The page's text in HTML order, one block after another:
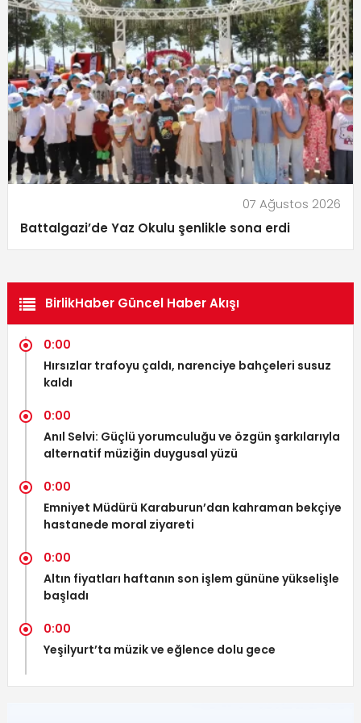
07 Ağustos 2026
Battalgazi’de Yaz Okulu şenlikle sona erdi
BirlikHaber Güncel Haber Akışı
0:00
Hırsızlar trafoyu çaldı, narenciye bahçeleri susuz
kaldı
0:00
Anıl Selvi: Güçlü yorumculuğu ve özgün şarkılarıyla
alternatif müziğin duygusal yüzü
0:00
Emniyet Müdürü Karaburun’dan kahraman bekçiye
hastanede moral ziyareti
0:00
Altın fiyatları haftanın son işlem gününe yükselişle
başladı
0:00
Yeşilyurt’ta müzik ve eğlence dolu gece